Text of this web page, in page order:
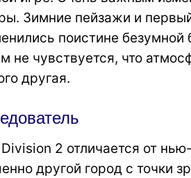
Зимние пейзажи и
поистине безумной
не чувствуется, что
другая.
2 отличается от
другой город с точки